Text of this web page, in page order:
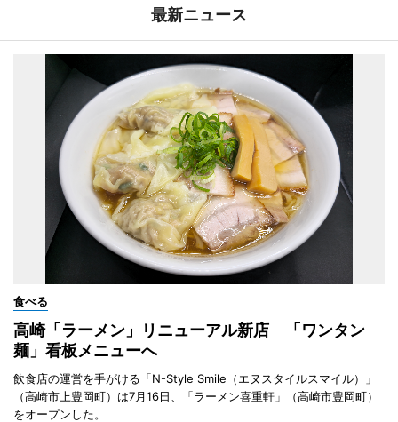
最新ニュース
食べる
高崎「ラーメン」リニューアル新店 「ワンタン
麺」看板メニューへ
飲食店の運営を手がける「N-Style Smile（エヌスタイルスマイル）」
（高崎市上豊岡町）は7月16日、「ラーメン喜重軒」（高崎市豊岡町）
をオープンした。